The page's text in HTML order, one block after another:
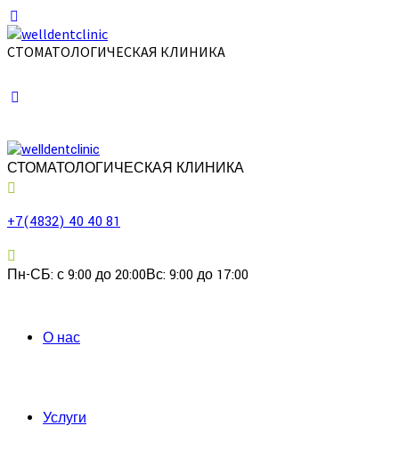
СТОМАТОЛОГИЧЕСКАЯ КЛИНИКА
СТОМАТОЛОГИЧЕСКАЯ КЛИНИКА
+7(4832) 40 40 81
Пн-СБ: с 9:00 до 20:00Вс: 9:00 до 17:00
О нас
Услуги